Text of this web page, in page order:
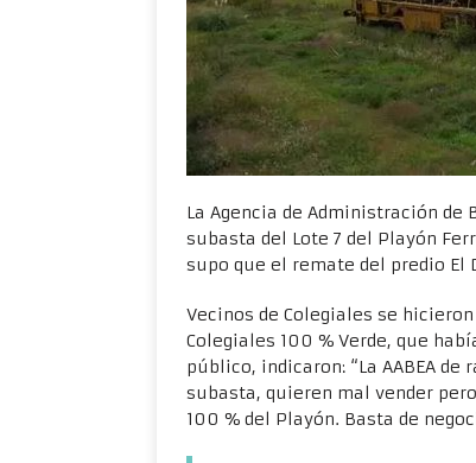
La Agencia de Administración de
subasta del Lote 7 del Playón
supo que el remate del predio
Vecinos de Colegiales se
Colegiales 100 % Verde, que
público, indicaron: “La AABEA
subasta, quieren mal vender
100 % del Playón. Basta de